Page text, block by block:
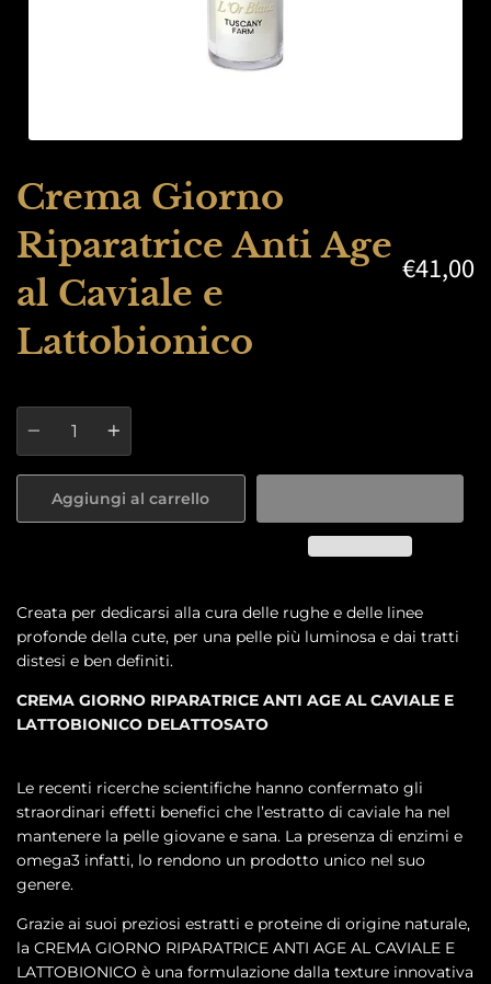
Crema Giorno
Riparatrice Anti Age
al Caviale e
Lattobionico
€41,00
Quantity
Aggiungi al carrello
Creata per dedicarsi alla cura delle rughe e delle linee
profonde della cute, per una pelle più luminosa e dai tratti
distesi e ben definiti.
CREMA GIORNO RIPARATRICE ANTI AGE AL CAVIALE E
LATTOBIONICO DELATTOSATO
Le recenti ricerche scientifiche hanno confermato gli
straordinari effetti benefici che l’estratto di caviale ha nel
mantenere la pelle giovane e sana. La presenza di enzimi e
omega3 infatti, lo rendono un prodotto unico nel suo
genere.
Grazie ai suoi preziosi estratti e proteine di origine naturale,
la CREMA GIORNO RIPARATRICE ANTI AGE AL CAVIALE E
LATTOBIONICO è una formulazione dalla texture innovativa